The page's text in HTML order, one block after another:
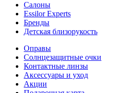
Салоны
Essilor Experts
Бренды
Детская близорукость
Оправы
Солнцезащитные очки
Контактные линзы
Аксессуары и уход
Акции